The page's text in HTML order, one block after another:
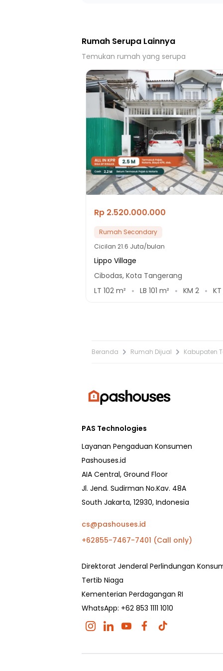
Rumah Serupa Lainnya
Temukan rumah yang serupa
Rp 2.520.000.000
Rumah Secondary
Cicilan 21.6 Juta/bulan
Lippo Village
Cibodas, Kota Tangerang
LT 102 m² LB 101 m² KM 2 KT
Beranda Rumah Dijual Kabupaten
PAS Technologies
Layanan Pengaduan Konsumen
Pashouses.id
AIA Central, Ground Floor
Jl. Jend. Sudirman No.Kav. 48A
South Jakarta, 12930, Indonesia
cs@pashouses.id
+62855-7467-7401 (Call only)
Direktorat Jenderal Perlindungan
Tertib Niaga
Kementerian Perdagangan RI
WhatsApp: +62 853 1111 1010